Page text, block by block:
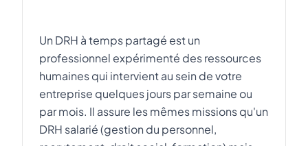
Un DRH à temps partagé est un
professionnel expérimenté des ressources
humaines qui intervient au sein de votre
entreprise quelques jours par semaine ou
par mois. Il assure les mêmes missions qu'un
DRH salarié (gestion du personnel,